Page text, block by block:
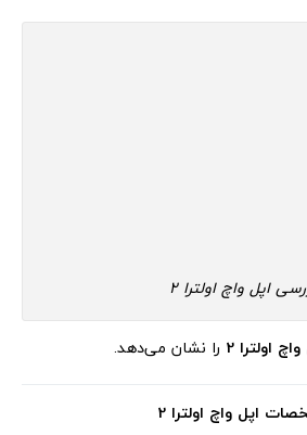
اپل واچ اولترا 2
اولترا 2 را نشان می‌دهد.
اپل واچ اولترا 2